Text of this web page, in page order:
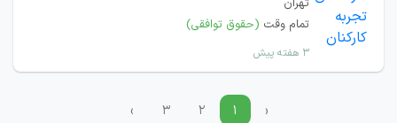
تهران
تمام وقت (حقوق توافقی)
۳ هفته پیش
‹ ۱ ۲ ۳ ›